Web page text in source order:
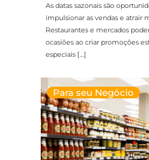
As datas sazonais são
impulsionar as vendas e atrair
Restaurantes e mercados
ocasiões ao criar promoções
especiais […]
Para seu Negócio